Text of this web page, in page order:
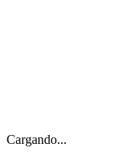
Cargando...